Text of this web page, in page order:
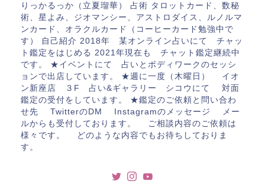
りっかるっか（立夏瑠華） 占術 タロットカード、数秘
術、星よみ、ジオマンシー、アストロダイス、ルノルマ
ンカード、オラクルカード（コーヒーカード勉強中で
す） 自己紹介 2018年 某オンライン占いにて チャッ
ト鑑定をはじめる 2021年現在も チャット鑑定継続中
です。 ★イベントにて 占いとボディワークのセッシ
ョンで出店しています。 ★週に一度（木曜日） イオ
ン新座店 ３F 占い&ギャラリー シコウにて 対面
鑑定の受付をしています。 ★鑑定のご依頼と問い合わ
せ先 TwitterのDM Instagramのメッセージ メー
ルからも受付しております。 ご相談内容のご依頼は
様々です。 どのような内容でもお待ちしておりま
す。